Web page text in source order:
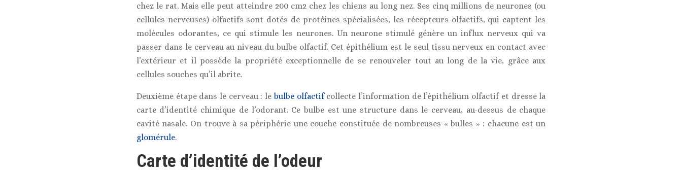
chez le rat. Mais elle peut atteindre 200 cm2 chez les chiens au long nez. Ses cinq millions de neurones (ou
cellules nerveuses) olfactifs sont dotés de protéines spécialisées, les récepteurs olfactifs, qui captent les
molécules odorantes, ce qui stimule les neurones. Un neurone stimulé génère un influx nerveux qui va
passer dans le cerveau au niveau du bulbe olfactif. Cet épithélium est le seul tissu nerveux en contact avec
l’extérieur et il possède la propriété exceptionnelle de se renouveler tout au long de la vie, grâce aux
cellules souches qu’il abrite.
Deuxième étape dans le cerveau : le bulbe olfactifcollecte l’information de l’épithélium olfactif et dresse la
carte d’identité chimique de l’odorant. Ce bulbe est une structure dans le cerveau, au-dessus de chaque
cavité nasale. On trouve à sa périphérie une couche constituée de nombreuses « bulles » : chacune est un
glomérule.
Carte d’identité de l’odeur